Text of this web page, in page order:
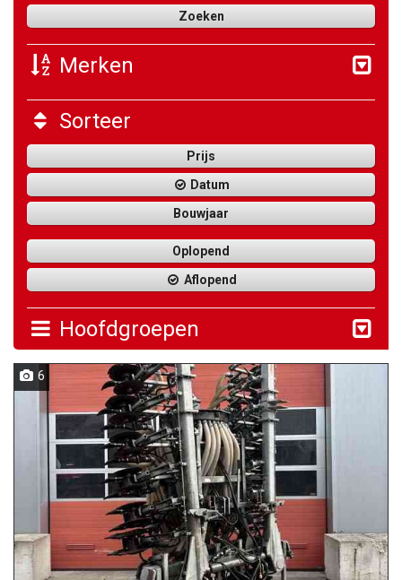
Merken
Sorteer
Prijs
Datum
Bouwjaar
Oplopend
Aflopend
Hoofdgroepen
6